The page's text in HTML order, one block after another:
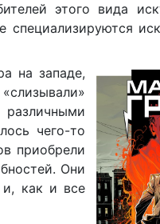
этого вида
на западе,
чего-то
приобрели
Они
как и все